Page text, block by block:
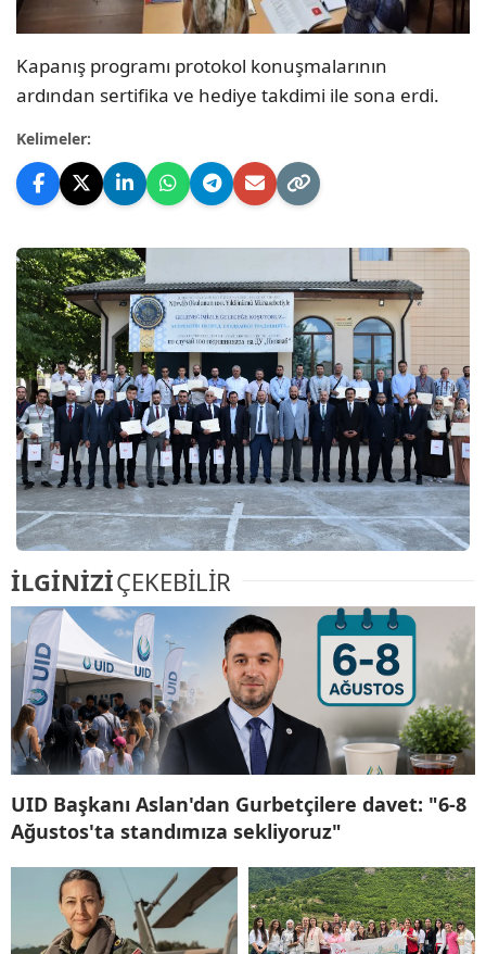
Kapanış programı protokol konuşmalarının
ardından sertifika ve hediye takdimi ile sona erdi.
Kelimeler:
İLGİNİZİÇEKEBİLİR
UID Başkanı Aslan'dan Gurbetçilere davet: "6-8
Ağustos'ta standımıza sekliyoruz"